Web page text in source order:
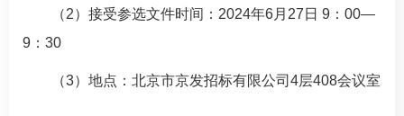
（2）接受参选文件时间：2024年6月27日 9：00—
9：30
（3）地点：北京市京发招标有限公司4层408会议室